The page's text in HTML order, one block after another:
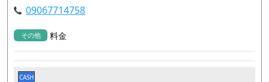
09067714758
その他 料金
CASH